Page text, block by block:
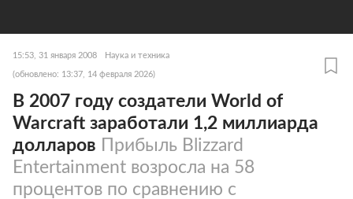
15:53, 31 января 2008 Наука и техника
(обновлено: 13:37, 14 февраля 2026)
В 2007 году создатели World of
Warcraft заработали 1,2 миллиарда
долларов Прибыль Blizzard
Entertainment возросла на 58
процентов по сравнению с